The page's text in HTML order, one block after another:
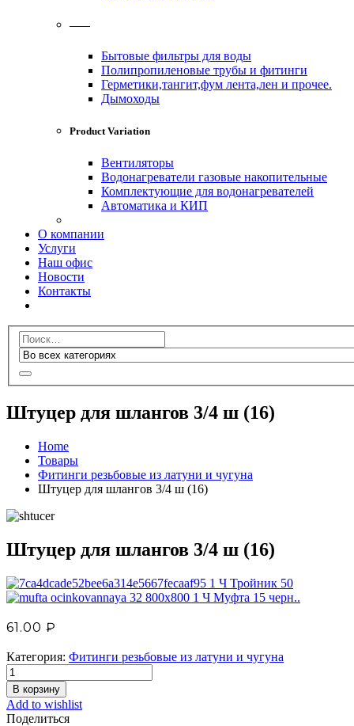
——
Бытовые фильтры для воды
Полипропиленовые трубы и фитинги
Герметики,тангит,фум лента,лен и прочее.
Дымоходы
Product Variation
Вентиляторы
Водонагреватели газовые накопительные
Комплектующие для водонагревателей
Автоматика и КИП
О компании
Услуги
Наш офис
Новости
Контакты
Штуцер для шлангов 3/4 ш (16)
Home
Товары
Фитинги резьбовые из латуни и чугуна
Штуцер для шлангов 3/4 ш (16)
Штуцер для шлангов 3/4 ш (16)
Ч Тройник 50
Ч Муфта 15 черн..
61.00 ₽
Категория: Фитинги резьбовые из латуни и чугуна
В корзину
Add to wishlist
Поделиться